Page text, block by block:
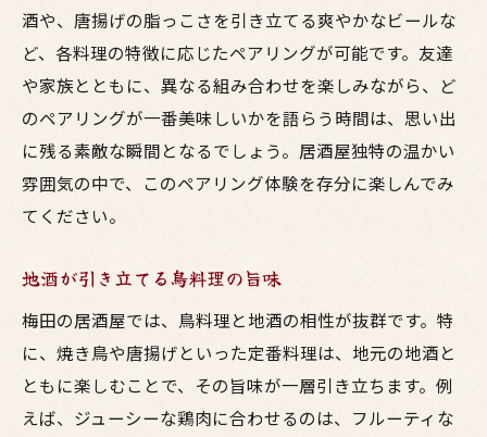
酒や、唐揚げの脂っこさを引き立てる爽やかなビールな
ど、各料理の特徴に応じたペアリングが可能です。友達
や家族とともに、異なる組み合わせを楽しみながら、ど
のペアリングが一番美味しいかを語らう時間は、思い出
に残る素敵な瞬間となるでしょう。居酒屋独特の温かい
雰囲気の中で、このペアリング体験を存分に楽しんでみ
てください。
地酒が引き立てる鳥料理の旨味
梅田の居酒屋では、鳥料理と地酒の相性が抜群です。特
に、焼き鳥や唐揚げといった定番料理は、地元の地酒と
ともに楽しむことで、その旨味が一層引き立ちます。例
えば、ジューシーな鶏肉に合わせるのは、フルーティな